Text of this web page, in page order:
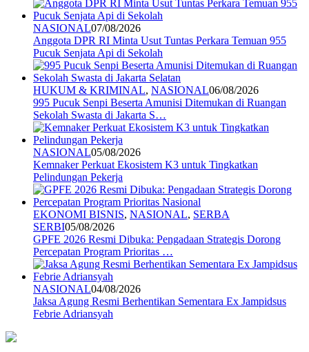
NASIONAL07/08/2026
Anggota DPR RI Minta Usut Tuntas Perkara Temuan 955
Pucuk Senjata Api di Sekolah
HUKUM & KRIMINAL, NASIONAL06/08/2026
995 Pucuk Senpi Beserta Amunisi Ditemukan di Ruangan
Sekolah Swasta di Jakarta S…
NASIONAL05/08/2026
Kemnaker Perkuat Ekosistem K3 untuk Tingkatkan
Pelindungan Pekerja
EKONOMI BISNIS, NASIONAL, SERBA
SERBI05/08/2026
GPFE 2026 Resmi Dibuka: Pengadaan Strategis Dorong
Percepatan Program Prioritas …
NASIONAL04/08/2026
Jaksa Agung Resmi Berhentikan Sementara Ex Jampidsus
Febrie Adriansyah